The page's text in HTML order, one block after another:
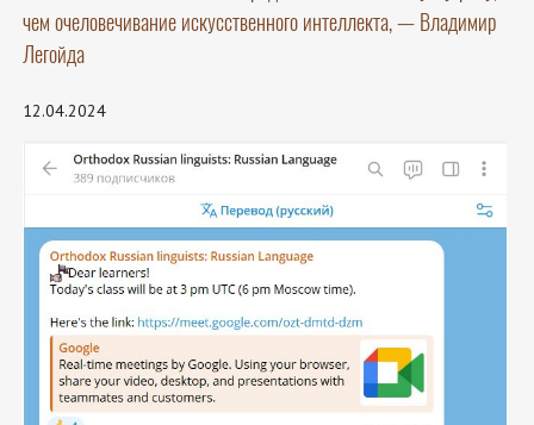
чем очеловечивание искусственного интеллекта, — Владимир
Легойда
12.04.2024